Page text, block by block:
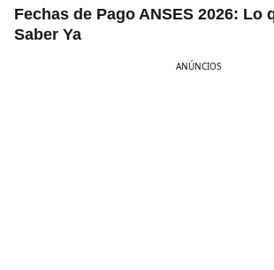
Fechas de Pago ANSES 2026: Lo
Saber Ya
ANÚNCIOS